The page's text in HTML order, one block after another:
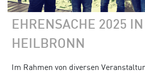
EHRENSACHE 2025 IN
HEILBRONN
Im Rahmen von diversen